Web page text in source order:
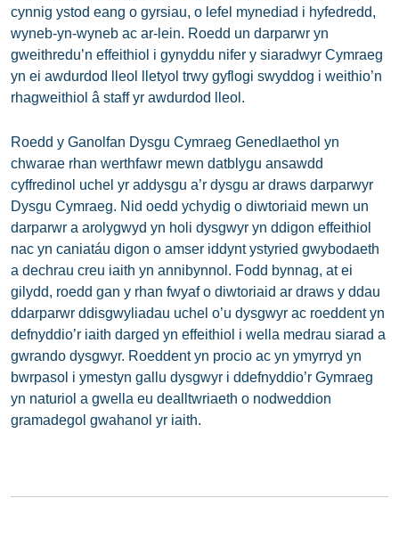
cynnig ystod eang o gyrsiau, o lefel mynediad i hyfedredd,
wyneb-yn-wyneb ac ar-lein. Roedd un darparwr yn
gweithredu’n effeithiol i gynyddu nifer y siaradwyr Cymraeg
yn ei awdurdod lleol lletyol trwy gyflogi swyddog i weithio’n
rhagweithiol â staff yr awdurdod lleol.
Roedd y Ganolfan Dysgu Cymraeg Genedlaethol yn
chwarae rhan werthfawr mewn datblygu ansawdd
cyffredinol uchel yr addysgu a’r dysgu ar draws darparwyr
Dysgu Cymraeg. Nid oedd ychydig o diwtoriaid mewn un
darparwr a arolygwyd yn holi dysgwyr yn ddigon effeithiol
nac yn caniatáu digon o amser iddynt ystyried gwybodaeth
a dechrau creu iaith yn annibynnol. Fodd bynnag, at ei
gilydd, roedd gan y rhan fwyaf o diwtoriaid ar draws y ddau
ddarparwr ddisgwyliadau uchel o’u dysgwyr ac roeddent yn
defnyddio’r iaith darged yn effeithiol i wella medrau siarad a
gwrando dysgwyr. Roeddent yn procio ac yn ymyrryd yn
bwrpasol i ymestyn gallu dysgwyr i ddefnyddio’r Gymraeg
yn naturiol a gwella eu dealltwriaeth o nodweddion
gramadegol gwahanol yr iaith.